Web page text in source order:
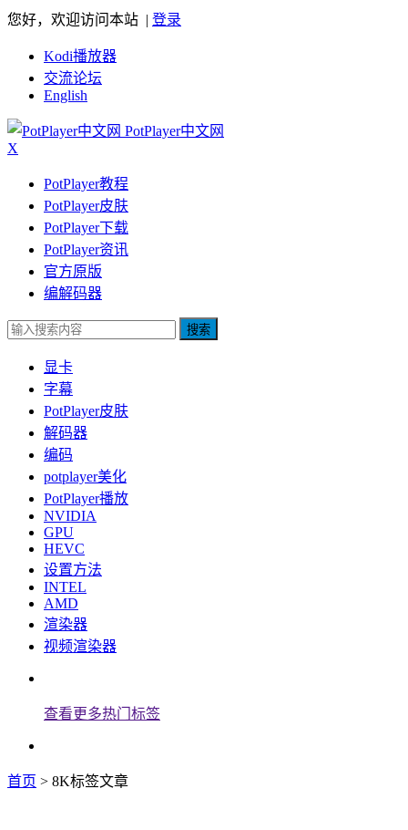
您好，欢迎访问本站 | 登录
Kodi播放器
交流论坛
English
PotPlayer中文网
X
PotPlayer教程
PotPlayer皮肤
PotPlayer下载
PotPlayer资讯
官方原版
编解码器
搜索
显卡
字幕
PotPlayer皮肤
解码器
编码
potplayer美化
PotPlayer播放
NVIDIA
GPU
HEVC
设置方法
INTEL
AMD
渲染器
视频渲染器
查看更多热门标签
首页 > 8K标签文章